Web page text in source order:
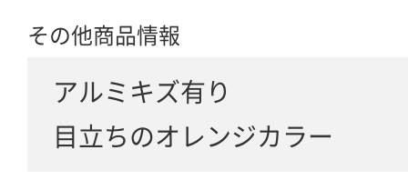
その他商品情報
アルミキズ有り
目立ちのオレンジカラー